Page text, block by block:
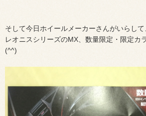
そして今日ホイールメーカーさんがいらして
レオニスシリーズのMX、数量限定・限定カ
(^^)